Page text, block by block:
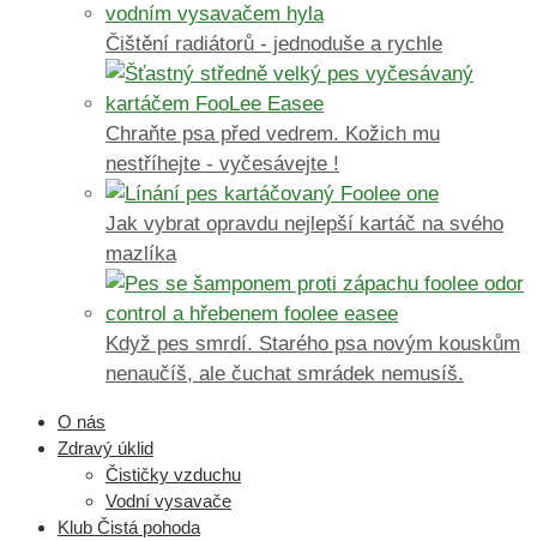
Čištění radiátorů - jednoduše a rychle
Chraňte psa před vedrem. Kožich mu
nestříhejte - vyčesávejte !
Jak vybrat opravdu nejlepší kartáč na svého
mazlíka
Když pes smrdí. Starého psa novým kouskům
nenaučíš, ale čuchat smrádek nemusíš.
O nás
Zdravý úklid
Čističky vzduchu
Vodní vysavače
Klub Čistá pohoda